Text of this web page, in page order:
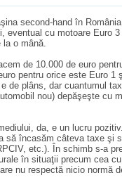
second-hand în
cu motoare Euro 3
la o mână.
de 10.000 de euro
pentru orice este Euro 1
de plâns, dar cuantumul
nou) depăşeşte cu
da, e un lucru
să încasăm câteva taxe şi
etc.). În schimb s-a
în situaţii precum cea
nu respectă nicio normă